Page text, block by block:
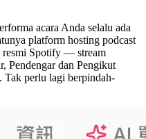
acara Anda selalu ada
platform hosting podcast
resmi Spotify — stream
Pendengar dan Pengikut
Tak perlu lagi berpindah-